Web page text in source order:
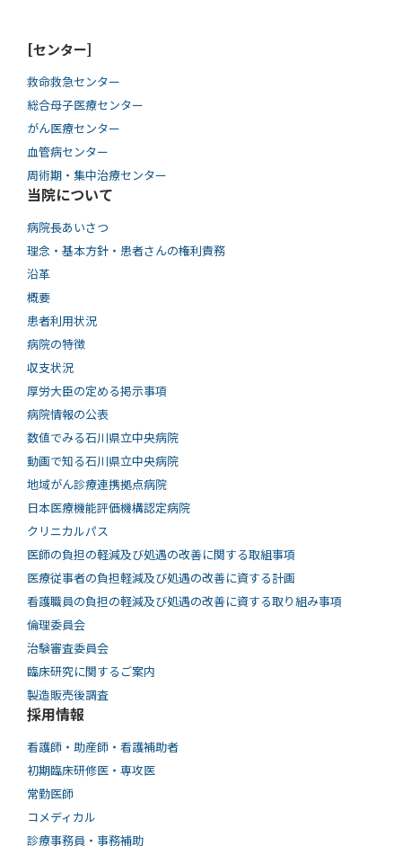
[センター]
救命救急センター
総合母子医療センター
がん医療センター
血管病センター
周術期・集中治療センター
当院について
病院長あいさつ
理念・基本方針・患者さんの権利責務
沿革
概要
患者利用状況
病院の特徴
収支状況
厚労大臣の定める掲示事項
病院情報の公表
数値でみる石川県立中央病院
動画で知る⽯川県⽴中央病院
地域がん診療連携拠点病院
日本医療機能評価機構認定病院
クリニカルパス
医師の負担の軽減及び処遇の改善に関する取組事項
医療従事者の負担軽減及び処遇の改善に資する計画
看護職員の負担の軽減及び処遇の改善に資する取り組み事項
倫理委員会
治験審査委員会
臨床研究に関するご案内
製造販売後調査
採用情報
看護師・助産師・看護補助者
初期臨床研修医・専攻医
常勤医師
コメディカル
診療事務員・事務補助